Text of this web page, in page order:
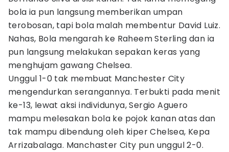
bola ia pun langsung memberikan umpan
terobosan, tapi bola malah membentur David Luiz.
Nahas, Bola mengarah ke Raheem Sterling dan ia
pun langsung melakukan sepakan keras yang
menghujam gawang Chelsea.
Unggul 1-0 tak membuat Manchester City
mengendurkan serangannya. Terbukti pada menit
ke-13, lewat aksi individunya, Sergio Aguero
mampu melesakan bola ke pojok kanan atas dan
tak mampu dibendung oleh kiper Chelsea, Kepa
Arrizabalaga. Manchaster City pun unggul 2-0.